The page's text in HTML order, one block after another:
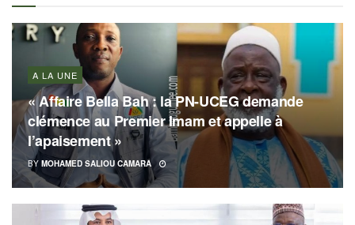
A LA UNE
« Affaire Bella Bah : la PN-UCEG demande
clémence au Premier Imam et appelle à
l’apaisement »
BY MOHAMED SALIOU CAMARA